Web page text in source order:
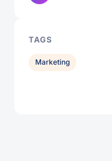
TAGS
Marketing